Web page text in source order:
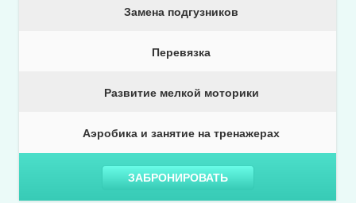
Замена подгузников
Перевязка
Развитие мелкой моторики
Аэробика и занятие на тренажерах
ЗАБРОНИРОВАТЬ